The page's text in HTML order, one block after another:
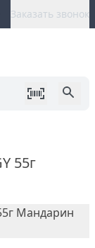
Заказать звонок
55г